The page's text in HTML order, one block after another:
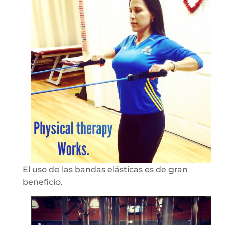
El uso de las bandas elásticas es de gran
beneficio.